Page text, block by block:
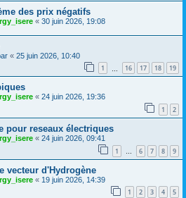
des prix négatifs
« 30 juin 2026, 19:08
« 25 juin 2026, 10:40
1 16 17 18 19
« 24 juin 2026, 19:36
1 2
pour reseaux électriques
« 24 juin 2026, 09:41
1 … 6 7 8 9
vecteur d'Hydrogène
« 19 juin 2026, 14:39
1 2 3 4 5